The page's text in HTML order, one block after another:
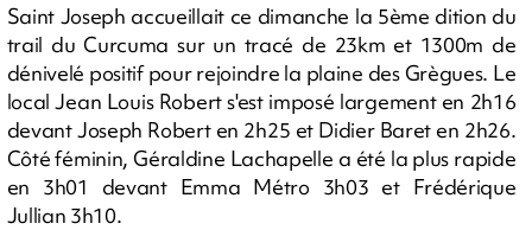
Saint Joseph accueillait ce dimanche la 5ème dition du
trail du Curcuma sur un tracé de 23km et 1300m de
dénivelé positif pour rejoindre la plaine des Grègues. Le
local Jean Louis Robert s'est imposé largement en 2h16
devant Joseph Robert en 2h25 et Didier Baret en 2h26.
Côté féminin, Géraldine Lachapelle a été la plus rapide
en 3h01 devant Emma Métro 3h03 et Frédérique
Jullian 3h10.